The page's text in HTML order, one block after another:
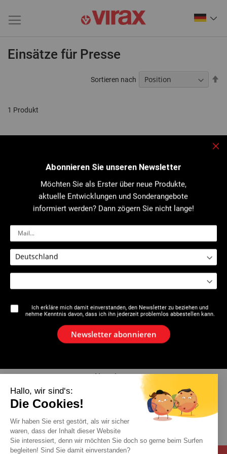
Einsätze für Presse
1 Produkt
Sortieren nach
2529 - 2532 : Einsätze für
P25+
Die Marke
Newsletter
Kontakt
Abonnieren Sie unseren Newsletter
Möchten Sie als Erster über neue Produkte,
aktuelle Entwicklungen und Sonderangebote
informiert werden? Dann zögern Sie nicht lange!
Ich erkläre mich damit einverstanden, den Newsletter zu beziehen und
nehme Kenntnis davon, dass ich ihn jederzeit problemlos abbestellen kann.
Newsletter abonnieren
Hallo, wir sind‘s:
Die Cookies!
Wir haben Sie erst gestört, als wir sicher
waren, dass der Inhalt dieser Website
Sie interessiert, denn wir möchten Sie doch so gerne beim Surfen
begleiten! Sind Sie damit einverstanden?